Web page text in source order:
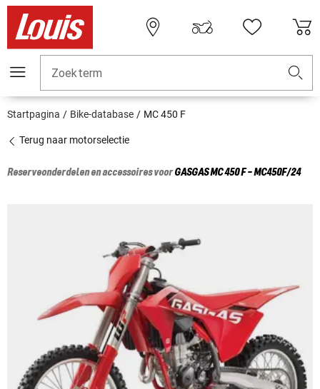
Zoekterm
Startpagina Bike-database MC 450 F
Terug naar motorselectie
Reserveonderdelen en accessoires voorGASGASMC 450 F - MC450F/24